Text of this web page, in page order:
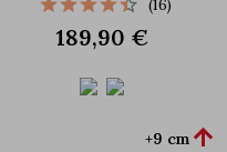
(16)
189,90 €
+9 cm 